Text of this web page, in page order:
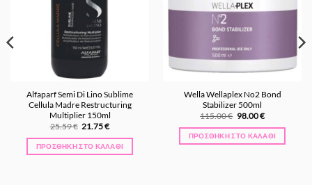
Alfaparf Semi Di Lino Sublime
Cellula Madre Restructuring
Multiplier 150ml
25.59€ Original
was:
25.59 €.
21.75€Η
τιμή
είναι:
ΠΡΟΣΘΉΚΗ ΣΤΟ ΚΑΛΆΘΙ
Wella Wellaplex No2 Bond
Stabilizer 500ml
115.00€ Original
was:
115.00 €.
98.00€Η
τιμή
είναι:
ΠΡΟΣΘΉΚΗ ΣΤΟ ΚΑΛΆΘΙ